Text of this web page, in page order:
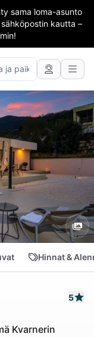
sama loma-asunto
kautta –
Hinnat &
5
Kvarnerin